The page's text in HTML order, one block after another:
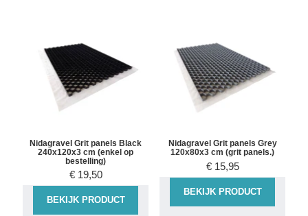
Nidagravel Grit panels Black
240x120x3 cm (enkel op
bestelling)
€ 19,50
BEKIJK PRODUCT
Nidagravel Grit panels Grey
120x80x3 cm (grit panels.)
€ 15,95
BEKIJK PRODUCT